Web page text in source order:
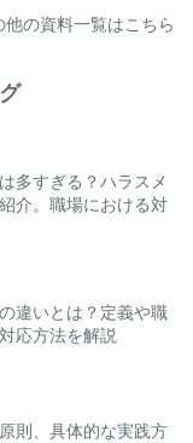
他の資料一覧はこちら
多すぎる？ハラスメ
介。職場における対
違いとは？定義や職
応方法を解説
則、具体的な実践方